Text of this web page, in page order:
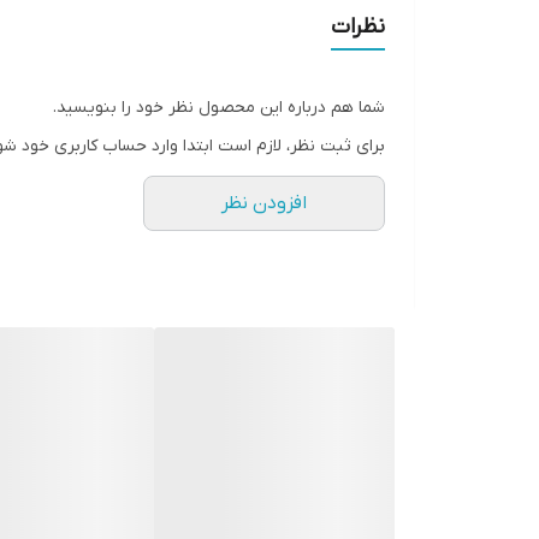
• حاوی روغن جوجوبا و کلودبری
• ماندگاری بالا 8 ساعته
• نرم کننده و محافظت کننده از لب
• رژ لب آیکونیک مات جوردانی گلد دارای پوشش
نظرات
شما هم درباره این محصول نظر خود را بنویسید.
برای ثبت نظر، لازم است ابتدا وارد حساب کاربری خود
افزودن نظر